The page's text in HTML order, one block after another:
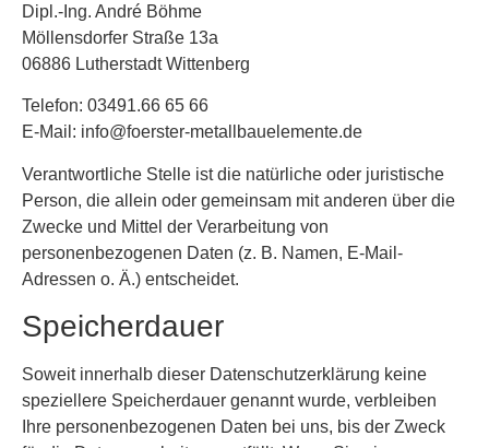
Dipl.-Ing. André Böhme
Möllensdorfer Straße 13a
06886 Lutherstadt Wittenberg
Telefon: 03491.66 65 66
E-Mail: info@foerster-metallbauelemente.de
Verantwortliche Stelle ist die natürliche oder juristische
Person, die allein oder gemeinsam mit anderen über die
Zwecke und Mittel der Verarbeitung von
personenbezogenen Daten (z. B. Namen, E-Mail-
Adressen o. Ä.) entscheidet.
Speicherdauer
Soweit innerhalb dieser Datenschutzerklärung keine
speziellere Speicherdauer genannt wurde, verbleiben
Ihre personenbezogenen Daten bei uns, bis der Zweck